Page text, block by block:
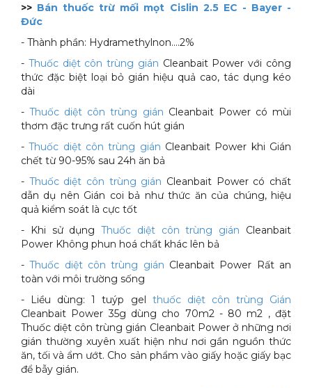
>> Bán thuốc trừ mối mọt Cislin 2.5 EC - Bayer -
Đức
- Thành phần: Hydramethylnon....2%
- Thuốc diệt côn trùng gián Cleanbait Power với công
thức đặc biệt loại bỏ gián hiệu quả cao, tác dụng kéo
dài
-Thuốc diệt côn trùng gián Cleanbait Power có mùi
thơm đặc trưng rất cuốn hút gián
-Thuốc diệt côn trùng gián Cleanbait Power khi Gián
chết từ 90-95% sau 24h ăn bả
- Thuốc diệt côn trùng gián Cleanbait Power có chất
dẫn dụ nên Gián coi bả như thức ăn của chúng, hiệu
quả kiểm soát là cực tốt
- Khi sử dụngThuốc diệt côn trùng gián Cleanbait
Power Không phun hoá chất khác lên bả
-Thuốc diệt côn trùng gián Cleanbait Power Rất an
toàn với môi trường sống
- Liều dùng: 1 tuýp gel thuốc diệt côn trùng Gián
Cleanbait Power 35g dùng cho 70m2 - 80 m2 , đặt
Thuốc diệt côn trùng gián Cleanbait Power ở những nơi
gián thường xuyên xuất hiện như nơi gần nguồn thức
ăn, tối và ẩm ướt. Cho sản phẩm vào giấy hoặc giấy bạc
để bẫy gián.